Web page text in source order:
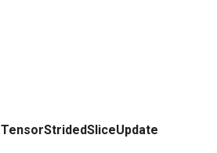
TensorStridedSliceUpdate